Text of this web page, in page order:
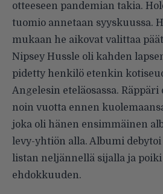
otteeseen pandemian takia.
tuomio annetaan syyskuussa.
mukaan he aikovat valittaa
Nipsey Hussle oli kahden
pidetty henkilö etenkin
Angelesin eteläosassa.
noin vuotta ennen
joka oli hänen ensimmäinen
levy-yhtiön alla. Albumi
listan neljännellä sijalla ja
ehdokkuuden.